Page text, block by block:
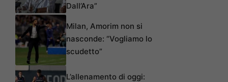
Dall’Ara”
Milan, Amorim non si
nasconde: “Vogliamo lo
scudetto”
L’allenamento di oggi: